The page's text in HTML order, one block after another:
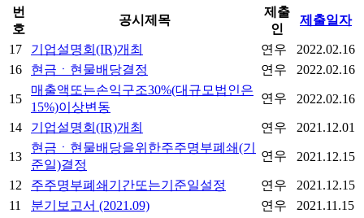
번
호
공시제목
제출
인
제출일자
17 기업설명회(IR)개최 연우
2022.02.16
16
현금ㆍ현물배당결정 연우 2022.02.16
15
매출액또는손익구조30%(대규모법인은
15%)이상변동
연우 2022.02.16
14 기업설명회(IR)개최 연우 2021.12.01
13
현금ㆍ현물배당을위한주주명부폐쇄(기
준일)결정
연우 2021.12.15
12 주주명부폐쇄기간또는기준일설정 연우
2021.12.15
11
분기보고서 (2021.09) 연우
2021.11.15